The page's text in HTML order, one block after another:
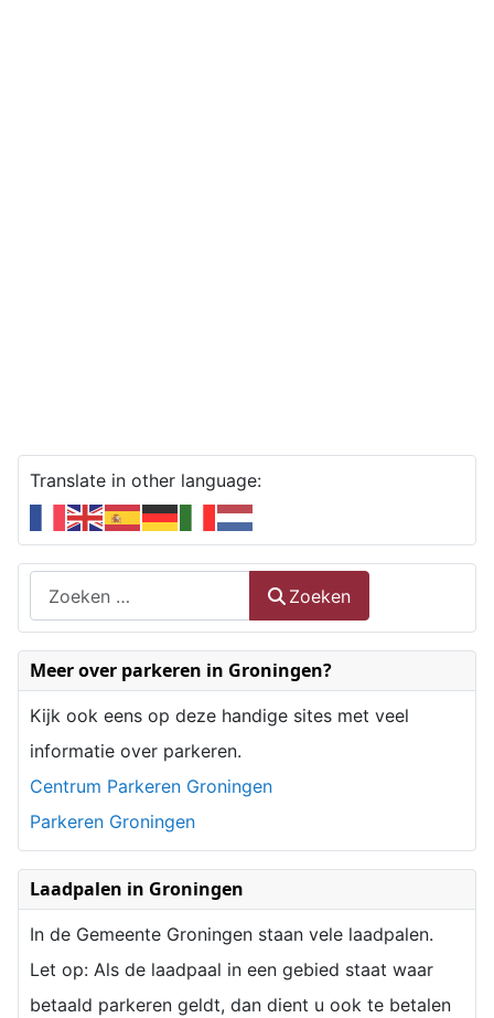
Translate in other language:
Zoeken
Type 2 or more characters for results.
Zoeken
Meer over parkeren in Groningen?
Kijk ook eens op deze handige sites met veel
informatie over parkeren.
Centrum Parkeren Groningen
Parkeren Groningen
Laadpalen in Groningen
In de Gemeente Groningen staan vele laadpalen.
Let op: Als de laadpaal in een gebied staat waar
betaald parkeren geldt, dan dient u ook te betalen